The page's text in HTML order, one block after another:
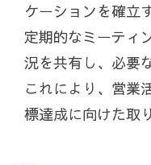
ケーションを確立
定期的なミーティ
況を共有し、必要
これにより、営業
標達成に向けた取